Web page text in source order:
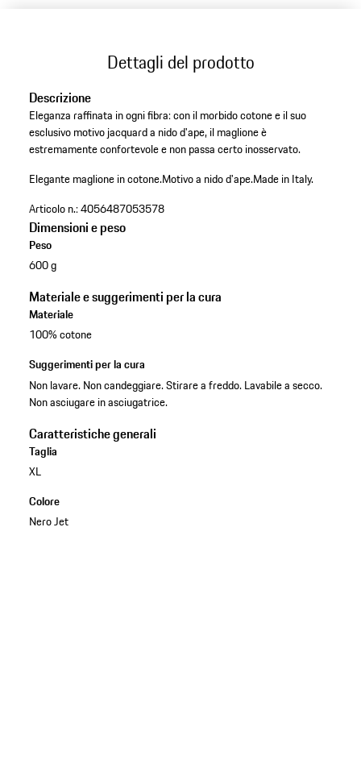
Dettagli del prodotto
Descrizione
Eleganza raffinata in ogni fibra: con il morbido cotone e il suo
esclusivo motivo jacquard a nido d'ape, il maglione è
estremamente confortevole e non passa certo inosservato.
Elegante maglione in cotone.Motivo a nido d'ape.Made in Italy.
Articolo n.:4056487053578
Dimensioni e peso
Peso
600 g
Materiale e suggerimenti per la cura
Materiale
100% cotone
Suggerimenti per la cura
Non lavare. Non candeggiare. Stirare a freddo. Lavabile a secco.
Non asciugare in asciugatrice.
Caratteristiche generali
Taglia
XL
Colore
Nero Jet